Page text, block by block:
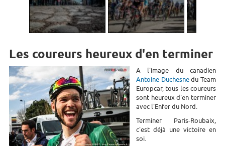
Les coureurs heureux d'en terminer
A l'image du canadien
Antoine Duchesnedu Team
Europcar, tous les coureurs
sont heureux d'en terminer
avec l'Enfer du Nord.
Terminer Paris-Roubaix,
c'est déjà une victoire en
soi.